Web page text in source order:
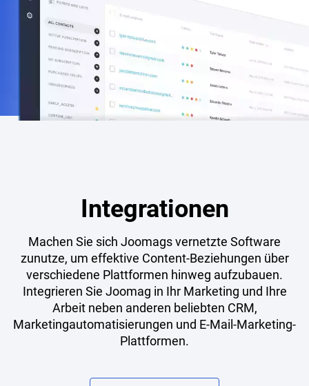
Integrationen
Machen Sie sich Joomags vernetzte Software
zunutze, um effektive Content-Beziehungen über
verschiedene Plattformen hinweg aufzubauen.
Integrieren Sie Joomag in Ihr Marketing und Ihre
Arbeit neben anderen beliebten CRM,
Marketingautomatisierungen und E-Mail-Marketing-
Plattformen.